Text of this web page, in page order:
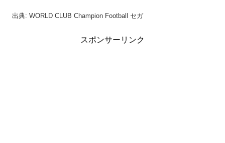
出典: WORLD CLUB Champion Football セガ
スポンサーリンク